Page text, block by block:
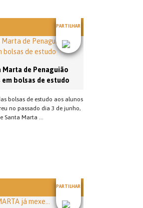
PARTILHAR
de Penaguião
bolsas de estudo
bolsas de estudo aos alunos
no passado dia 3 de junho,
Santa Marta ...
PARTILHAR